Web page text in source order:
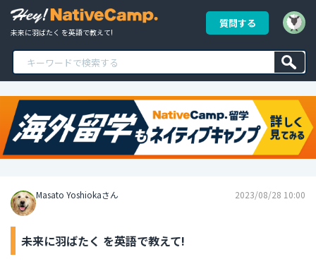
未来に羽ばたく を英語で教えて!
質問する
Masato Yoshiokaさん 2023/08/28 10:00
未来に羽ばたく を英語で教えて!